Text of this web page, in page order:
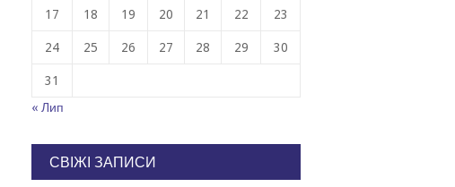
17 18 19 20 21 22 23
24 25 26 27 28 29 30
31
« Лип
СВІЖІ ЗАПИСИ